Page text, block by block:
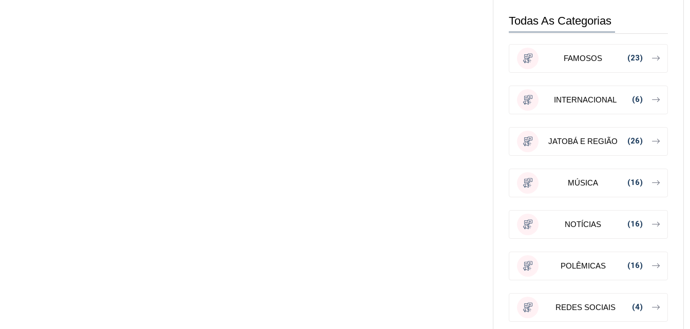
Todas As Categorias
FAMOSOS (23)
INTERNACIONAL (6)
JATOBÁ E REGIÃO (26)
MÚSICA (16)
NOTÍCIAS (16)
POLÊMICAS (16)
REDES SOCIAIS (4)